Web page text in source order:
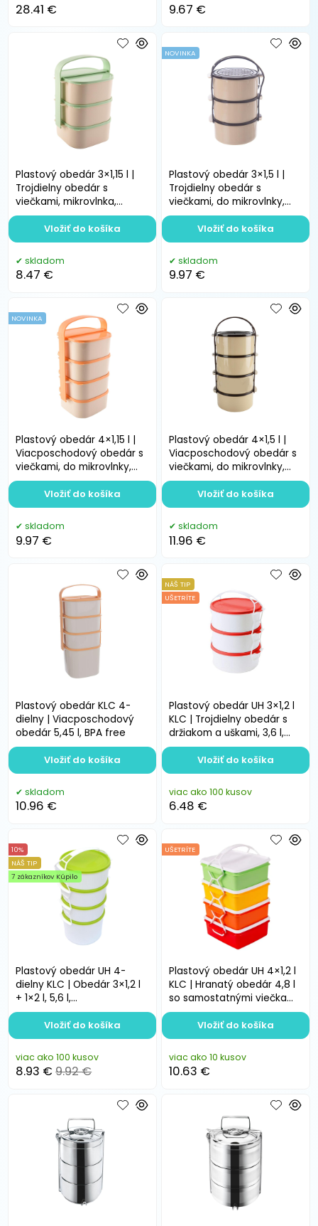
28.41 € 9.67 €
Plastový obedár 3×1,15 l |
Trojdielny obedár s
viečkami, mikrovlnka,
mraznička, bez BPA
skladom
8.47 €
Vložiť do košíka
Plastový obedár 3×1,5 l |
Trojdielny obedár s
viečkami, do mikrovlnky,
chladničky, bez BPA
NOVINKA
skladom
9.97 €
Vložiť do košíka
Plastový obedár 4×1,15 l |
Viacposchodový obedár s
viečkami, do mikrovlnky,
bez BPA
NOVINKA
skladom
9.97 €
Vložiť do košíka
Plastový obedár 4×1,5 l |
Viacposchodový obedár s
viečkami, do mikrovlnky,
bez BPA
skladom
11.96 €
Vložiť do košíka
Plastový obedár KLC 4-
dielny | Viacposchodový
obedár 5,45 l, BPA free
skladom
10.96 €
Vložiť do košíka
Plastový obedár UH 3×1,2 l
KLC | Trojdielny obedár s
držiakom a uškami, 3,6 l,
bez BPA
NÁŠ TIP
UŠETRÍTE
viac ako 100 kusov
6.48 €
Vložiť do košíka
Plastový obedár UH 4-
dielny KLC | Obedár 3×1,2 l
+ 1×2 l, 5,6 l,
viacposchodový, bez BPA
10%
NÁŠ TIP
7 zákazníkov Kúpilo
viac ako 100 kusov
8.93 € 9.92 €
Vložiť do košíka
Plastový obedár UH 4×1,2 l
KLC | Hranatý obedár 4,8 l
so samostatnými viečkami,
bez BPA
UŠETRÍTE
viac ako 10 kusov
10.63 €
Vložiť do košíka